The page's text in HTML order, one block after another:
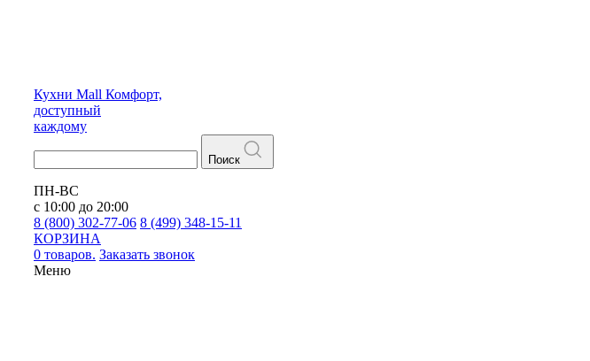
Кухни Mall Комфорт,
доступный
каждому
Поиск
ПН-ВС
с 10:00 до 20:00
8 (800) 302-77-06 8 (499) 348-15-11
КОРЗИНА
0 товаров. Заказать звонок
Меню